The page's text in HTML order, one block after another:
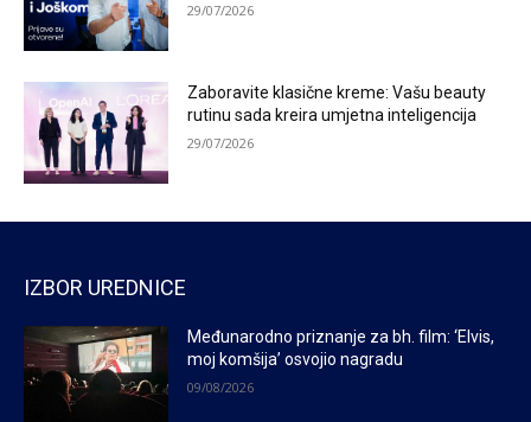
29/07/2026
Zaboravite klasične kreme: Vašu beauty
rutinu sada kreira umjetna inteligencija
29/07/2026
IZBOR UREDNICE
Međunarodno priznanje za bh. film: ‘Elvis,
moj komšija’ osvojio nagradu
09/08/2026